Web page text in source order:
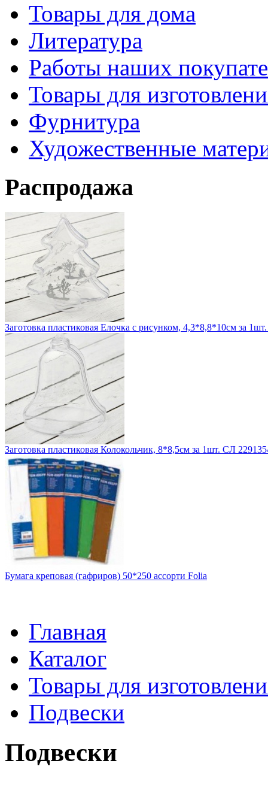
Товары для дома
Литература
Работы наших
Товары для
Фурнитура
Художественные
Распродажа
Заготовка пластиковая Елочка с рисунком, 4,3*8,8*10см за
Заготовка пластиковая Колокольчик, 8*8,5см за 1шт. СЛ
Бумага креповая (гафриров) 50*250 ассорти Folia
Главная
Каталог
Товары для
Подвески
Подвески